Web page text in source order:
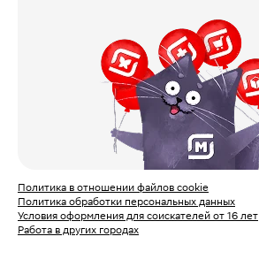
Политика в отношении файлов cookie
Политика обработки персональных данных
Условия оформления для соискателей от 16 лет
Работа в других городах